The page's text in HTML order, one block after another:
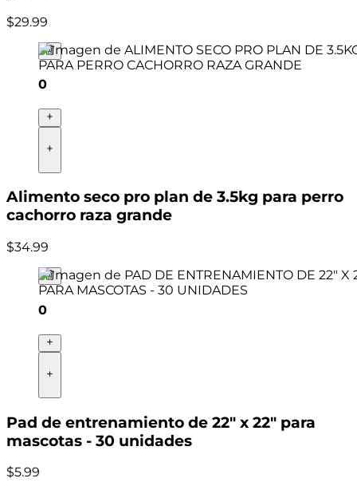
$29.99
0
Alimento seco pro plan de 3.5kg para perro
cachorro raza grande
$34.99
0
Pad de entrenamiento de 22" x 22" para
mascotas - 30 unidades
$5.99